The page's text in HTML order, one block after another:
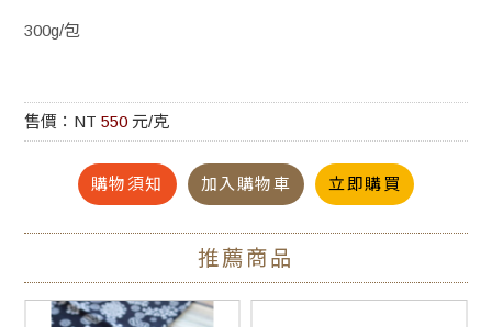
300g/包
售價：NT550 元/克
購物須知 加入購物車 立即購買
推薦商品